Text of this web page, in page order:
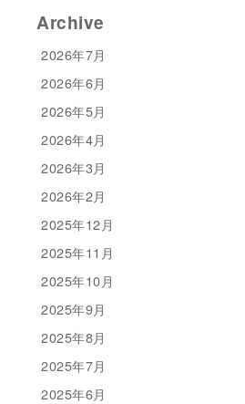
Archive
2026年7月
2026年6月
2026年5月
2026年4月
2026年3月
2026年2月
2025年12月
2025年11月
2025年10月
2025年9月
2025年8月
2025年7月
2025年6月